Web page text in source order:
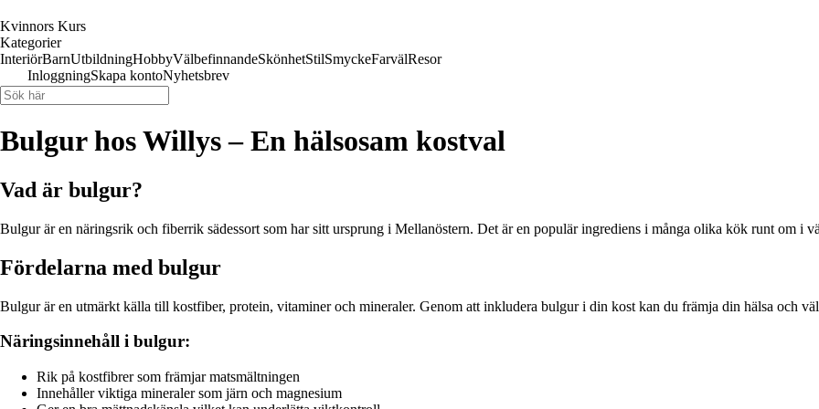
Kvinnors Kurs
Kategorier
InteriörBarnUtbildningHobbyVälbefinnandeSkönhetStilSmyckeFarvälResor
InloggningSkapa kontoNyhetsbrev
Bulgur hos Willys – En hälsosam kostval
Vad är bulgur?
Bulgur är en näringsrik och fiberrik sädessort som har sitt ursprung i Mellanöstern. Det är en populär ingrediens i många olika kök runt om i
Fördelarna med bulgur
Bulgur är en utmärkt källa till kostfiber, protein, vitaminer och mineraler. Genom att inkludera bulgur i din kost kan du främja din hälsa och
Näringsinnehåll i bulgur:
Rik på kostfibrer som främjar matsmältningen
Innehåller viktiga mineraler som järn och magnesium